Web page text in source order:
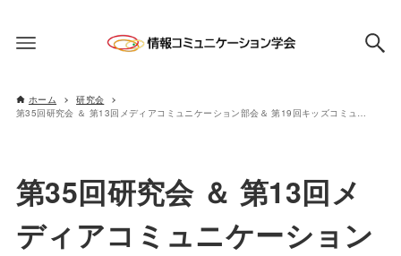
ホーム
研究会
第35回研究会 ＆ 第13回メディアコミュニケーション部会＆ 第19回キッズコミュニケーション部会（合同開催）のお知らせ
第35回研究会 ＆ 第13回メ
ディアコミュニケーション